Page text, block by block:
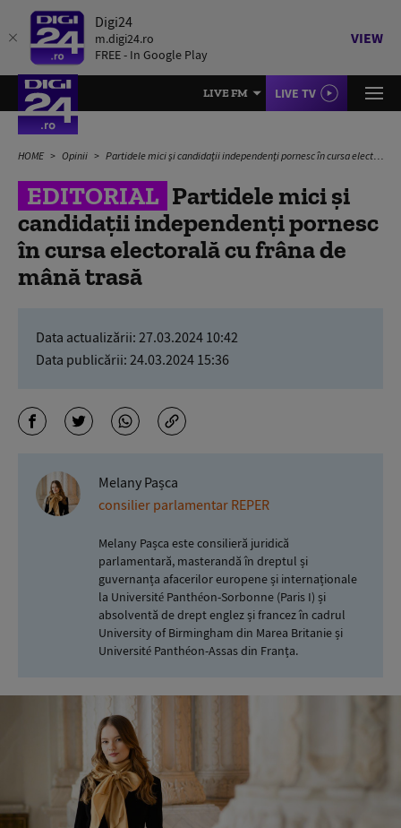
Digi24
m.digi24.ro
FREE - In Google Play
VIEW
LIVE FM LIVE TV
HOME Opinii Partidele mici și candidații independenți pornesc în cursa electorală cu frâna de mână trasă
EDITORIAL Partidele mici și
candidații independenți pornesc
în cursa electorală cu frâna de
mână trasă
Data actualizării: 27.03.2024 10:42
Data publicării: 24.03.2024 15:36
Melany Pașca
consilier parlamentar REPER
Melany Pașca este consilieră juridică
parlamentară, masterandă în dreptul și
guvernanța afacerilor europene și internaționale
la Université Panthéon-Sorbonne (Paris I) și
absolventă de drept englez și francez în cadrul
University of Birmingham din Marea Britanie și
Université Panthéon-Assas din Franța.